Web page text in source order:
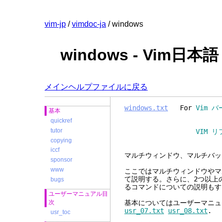
vim-jp /vimdoc-ja / windows
windows - Vim日本
メインヘルプファイルに戻る
基本
quickref
tutor
copying
iccf
sponsor
www
bugs
ユーザーマニュアル目
次
usr_toc
windows.txt For Vim バ
VIM リファレンス
マルチウィンドウ、マ
ここではマルチウィンドウや
て説明する。さらに、2つ以上
るコマンドについての説明も
基本についてはユーザーマニ
usr_07.txt
usr_08.txt .